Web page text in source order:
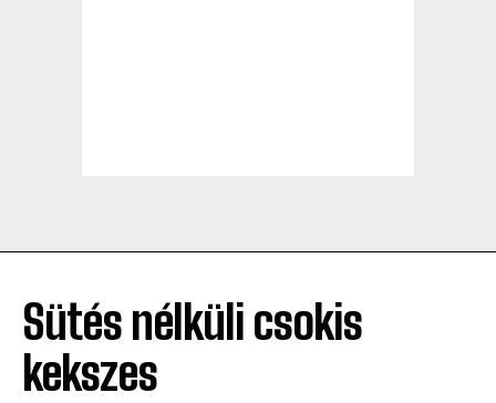
Sütés nélküli csokis
kekszes